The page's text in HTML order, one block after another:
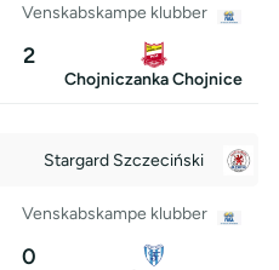
Venskabskampe klubber
2
Chojniczanka Chojnice
Stargard Szczeciński
Venskabskampe klubber
0